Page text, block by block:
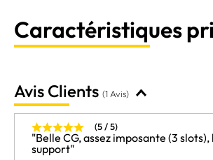
Caractéristiques
Avis Clients (1 Avis)
(5 / 5)
"Belle CG, assez imposante (3
support"